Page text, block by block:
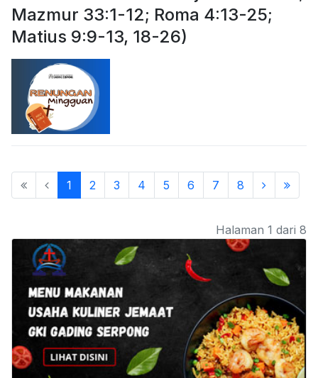
Mazmur 33:1-12; Roma 4:13-25;
Matius 9:9-13, 18-26)
1 2 3 4 5 6 7 8
Halaman 1 dari 8